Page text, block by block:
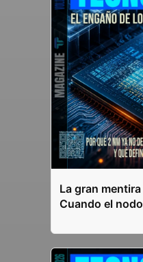
La gran
Cuando el